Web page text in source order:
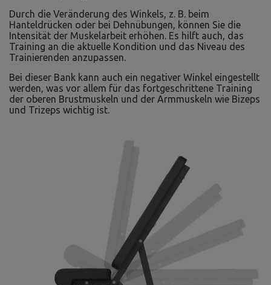
Durch die Veränderung des Winkels, z. B. beim
Hanteldrücken oder bei Dehnübungen, können Sie die
Intensität der Muskelarbeit erhöhen. Es hilft auch, das
Training an die aktuelle Kondition und das Niveau des
Trainierenden anzupassen.
Bei dieser Bank kann auch ein negativer Winkel eingestellt
werden, was vor allem für das fortgeschrittene Training
der oberen Brustmuskeln und der Armmuskeln wie Bizeps
und Trizeps wichtig ist.